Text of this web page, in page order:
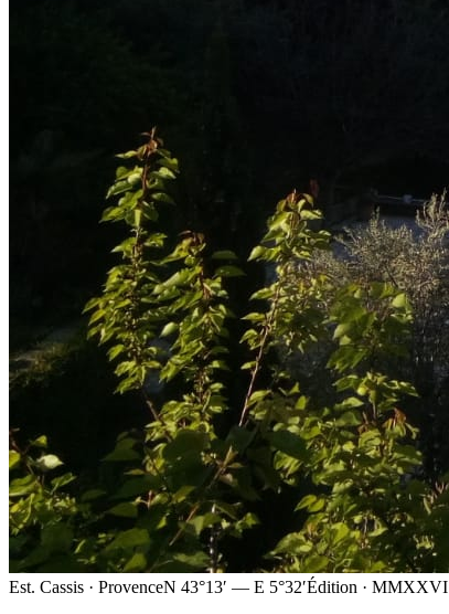
Est. Cassis · ProvenceN 43°13′ — E 5°32′Édition · MMXXVI